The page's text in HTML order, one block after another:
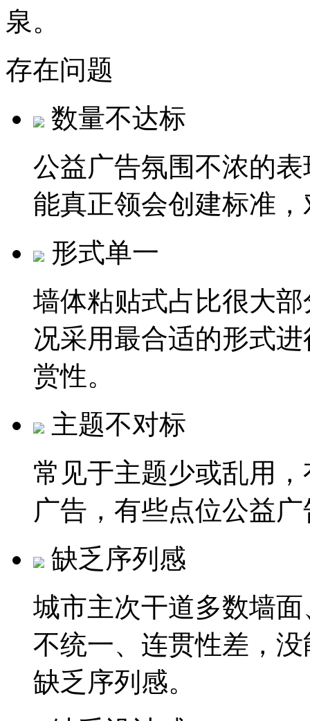
泉。
存在问题
数量不达标
公益广告氛围不浓的
能真正领会创建标准
形式单一
墙体粘贴式占比很大
况采用最合适的形式
赏性。
主题不对标
常见于主题少或乱用
广告，有些点位公益
缺乏序列感
城市主次干道多数墙
不统一、连贯性差，
缺乏序列感。